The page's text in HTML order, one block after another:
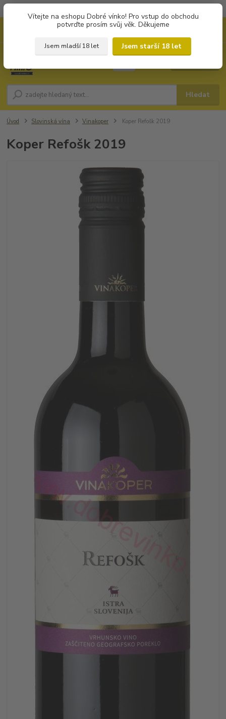
Vítejte na eshopu Dobré vínko! Pro vstup do obchodu
potvrďte prosím svůj věk. Děkujeme
Jsem mladší 18 let
Jsem starší 18 let
Hledat
Úvod Slovinská vína Vinakoper Koper Refošk 2019
Koper Refošk 2019